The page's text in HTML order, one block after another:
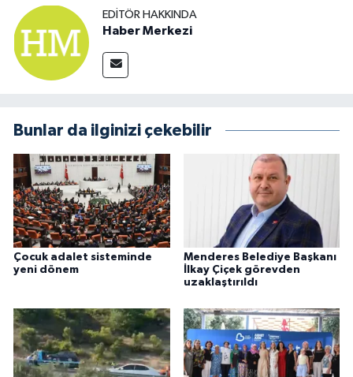
EDITÖR HAKKINDA
Haber Merkezi
Bunlar da ilginizi çekebilir
Çocuk adalet sisteminde
yeni dönem
Menderes Belediye Başkanı
İlkay Çiçek görevden
uzaklaştırıldı